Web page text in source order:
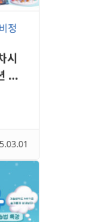
정
시
경